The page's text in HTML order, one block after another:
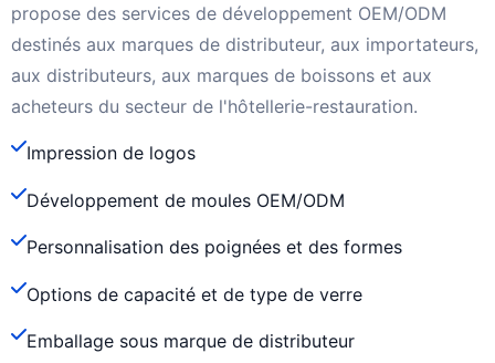
propose des services de développement OEM/ODM
destinés aux marques de distributeur, aux importateurs,
aux distributeurs, aux marques de boissons et aux
acheteurs du secteur de l'hôtellerie-restauration.
Impression de logos
Développement de moules OEM/ODM
Personnalisation des poignées et des formes
Options de capacité et de type de verre
Emballage sous marque de distributeur